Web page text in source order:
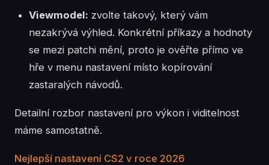
Viewmodel: zvolte takový, který vám
nezakrývá výhled. Konkrétní příkazy a hodnoty
se mezi patchi mění, proto je ověřte přímo ve
hře v menu nastavení místo kopírování
zastaralých návodů.
Detailní rozbor nastavení pro výkon i viditelnost
máme samostatně.
Nejlepší nastavení CS2 v roce 2026